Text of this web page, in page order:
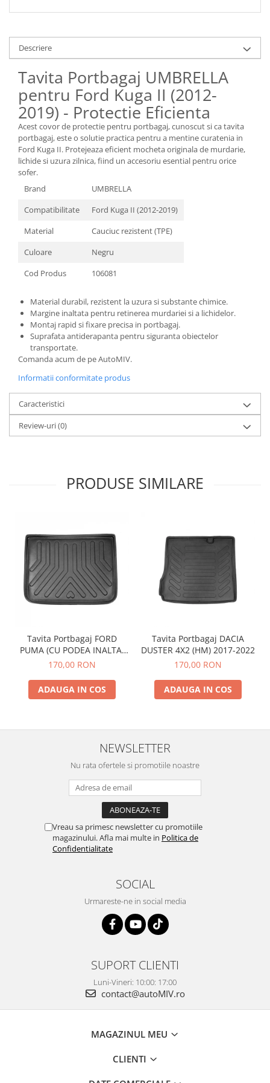
Spray Curatare Frane
Lubrifianti si Spray-uri de Curatare
Vopsitorie, Chituri si Adezivi
Curatare si Detailing Exterior
Articole Auto Sezoniere
Produse de Iarna
Cabluri Pornire
Produse de Vara
Blog
Descriere
Tavita Portbagaj UMBRELLA
pentru Ford Kuga II (2012-
2019) - Protectie Eficienta
Acest covor de protectie pentru portbagaj, cunoscut si ca tavita
portbagaj, este o solutie practica pentru a mentine curatenia in
Ford Kuga II. Protejeaza eficient mocheta originala de murdarie,
lichide si uzura zilnica, fiind un accesoriu esential pentru orice
sofer.
Brand
UMBRELLA
Compatibilitate
Ford Kuga II (2012-2019)
Material
Cauciuc rezistent (TPE)
Culoare
Negru
Cod Produs
106081
Material durabil, rezistent la uzura si substante chimice.
Margine inaltata pentru retinerea murdariei si a lichidelor.
Montaj rapid si fixare precisa in portbagaj.
Suprafata antiderapanta pentru siguranta obiectelor
transportate.
Comanda acum de pe AutoMIV.
Informatii conformitate produs
Caracteristici
Review-uri(0)
PRODUSE SIMILARE
Tavita Portbagaj FORD
PUMA (CU PODEA INALTA)
2019-
170,00 RON
ADAUGA IN COS
Tavita Portbagaj DACIA
DUSTER 4X2 (HM) 2017-2022
170,00 RON
ADAUGA IN COS
NEWSLETTER
Nu rata ofertele si promotiile noastre
Vreau sa primesc newsletter cu promotiile
magazinului. Afla mai multe in Politica de
Confidentialitate
SOCIAL
Urmareste-ne in social media
SUPORT CLIENTI
Luni-Vineri: 10:00: 17:00
contact@autoMIV.ro
MAGAZINUL MEU
CLIENTI